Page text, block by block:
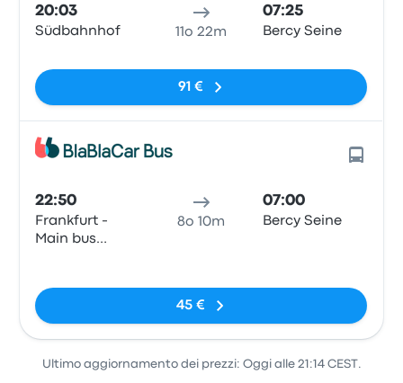
20:03
Südbahnhof 11o 22m
07:25
Bercy Seine
91 €
22:50
Frankfurt -
Main bus
8o 10m
07:00
Bercy Seine
45 €
Ultimo aggiornamento dei prezzi: Oggi alle 21:14 CEST.